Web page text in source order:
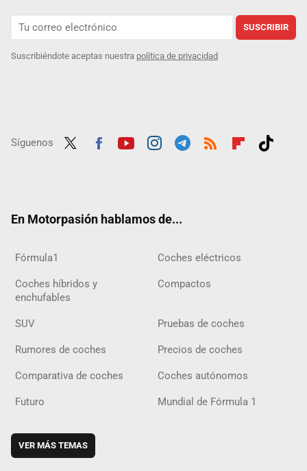
SUSCRIBIR
Suscribiéndote aceptas nuestra política de privacidad
Síguenos
En Motorpasión hablamos de...
Fórmula1 Coches eléctricos
Coches híbridos y
enchufables
Compactos
SUV Pruebas de coches
Rumores de coches Precios de coches
Comparativa de coches Coches autónomos
Futuro Mundial de Fórmula 1
VER MÁS TEMAS